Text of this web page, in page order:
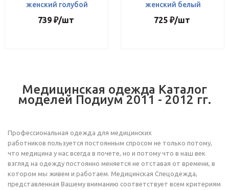
женский голубой
739₽/шт
женский белый
725₽/шт
Медицинская одежда Каталог
моделей Подиум 2011 - 2012 гг.
Профессиональная одежда для медицинских
работников пользуется постоянным спросом не только потому,
что медицина у нас всегда в почете, но и потому что в наш век
взгляд на одежду постоянно меняется не отставая от времени, в
котором мы живем и работаем. Медицинская Спецодежда,
представленная Вашему вниманию соответствует всем критериям